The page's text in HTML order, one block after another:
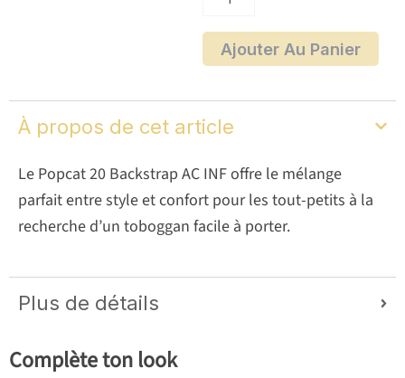
Ajouter Au Panier
À propos de cet article
Le Popcat 20 Backstrap AC INF offre le mélange
parfait entre style et confort pour les tout-petits à la
recherche d’un toboggan facile à porter.
Plus de détails
Complète ton look